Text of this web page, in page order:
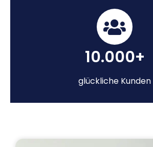
10.000+
glückliche Kunden